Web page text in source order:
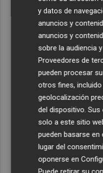
y datos de
anuncios y
anuncios y
sobre la audiencia
Proveedores de
pueden procesar
otros fines,
geolocalización
del dispositivo.
solo a este sitio
pueden basarse en
lugar del
oponerse en